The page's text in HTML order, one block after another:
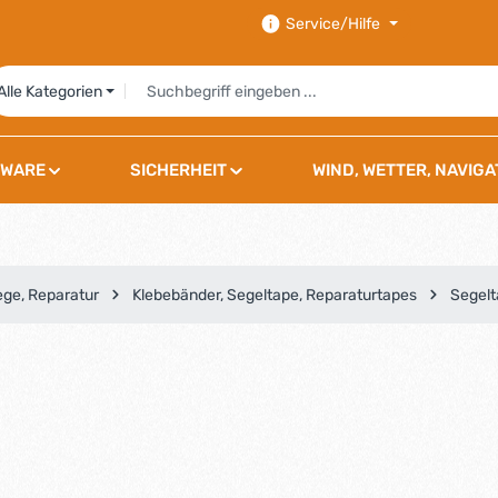
Service/Hilfe
Kategorien
SICHERHEIT WIND, WETTER,
Reparatur Klebebänder, Segeltape, Reparaturtapes